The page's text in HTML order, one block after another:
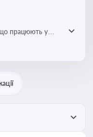
що працюють у
і аматорський